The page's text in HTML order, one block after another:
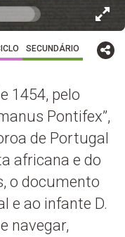
SECUNDÁRIO
1454, pelo
Pontifex”,
de Portugal
africana e do
o documento
e ao infante D.
navegar,